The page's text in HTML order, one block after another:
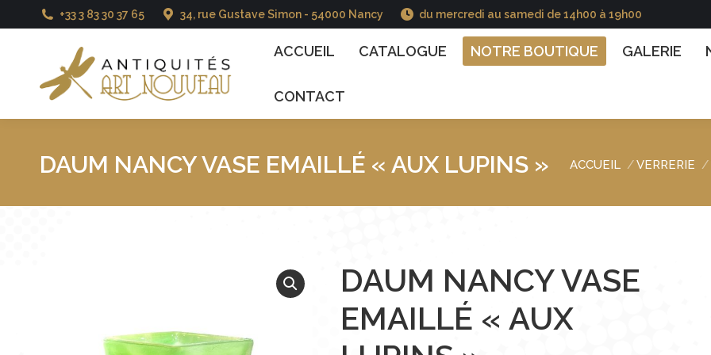
+33 3 83 30 37 65 34, rue Gustave Simon - 54000 Nancy du mercredi au samedi de 14h00 à 19h00
ACCUEIL CATALOGUE NOTRE BOUTIQUE GALERIE
CONTACT
DAUM NANCY VASE EMAILLÉ « AUX LUPINS » Vous êtes ici :
ACCUEIL VERRERIE
DAUM NANCY VASE
EMAILLÉ « AUX
ACCUEIL CATALOGUE NOTRE BOUTIQUE GALERIE NOS